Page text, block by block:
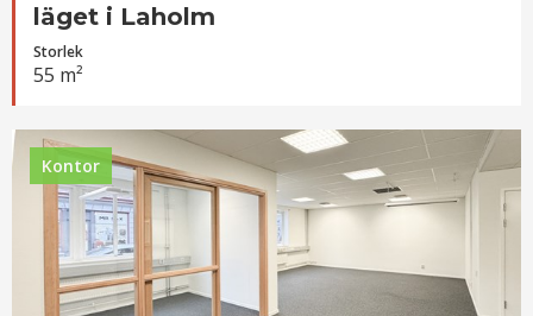
läget i Laholm
Storlek
55 m²
Kontor